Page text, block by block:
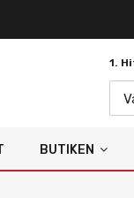
1.
BUTIKEN